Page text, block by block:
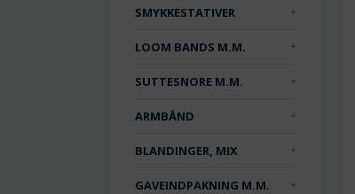
SMYKKESTATIVER
LOOM BANDS M.M.
SUTTESNORE M.M.
ARMBÅND
BLANDINGER, MIX
GAVEINDPAKNING M.M.